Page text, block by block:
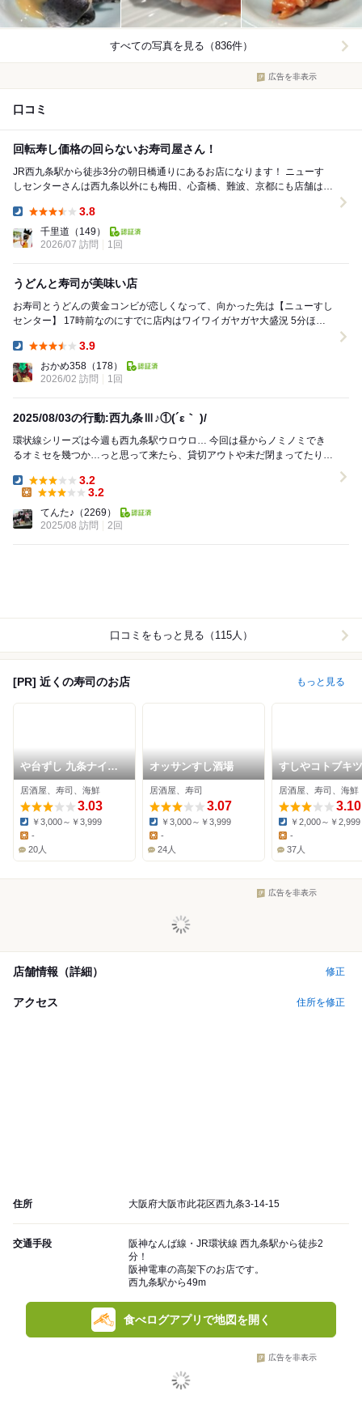
すべての写真を見る（836件）
広告を非表示
口コミ
回転寿し価格の回らないお寿司屋さん！
JR西九条駅から徒歩3分の朝日橋通りにあるお店になります！ ニューす
しセンターさんは西九条以外にも梅田、心斎橋、難波、京都にも店舗は御
3.8
千里道 （149）
2026/07 訪問
1回
うどんと寿司が美味い店
お寿司とうどんの黄金コンビが恋しくなって、向かった先は【ニューすし
センター】 17時前なのにすでに店内はワイワイガヤガヤ大盛況 5分ほど
3.9
おかめ358 （178）
2026/02 訪問
1回
2025/08/03の行動:西九条Ⅲ♪①(´ε｀ )/
環状線シリーズは今週も西九条駅ウロウロ… 今回は昼からノミノミでき
るオミセを幾つか…っと思って来たら、貸切アウトや未だ閉まってたり
Dinner:
3.2
3.2
てんた♪ （2269）
2025/08 訪問
2回
口コミをもっと見る（115人）
[PR] 近くの寿司のお店 もっと見る
や台ずし 九条ナイン
モール町
居酒屋、寿司、海鮮
3.03
Dinner:
￥3,000～￥3,999
Lunch:
-
20人
オッサンすし酒場
居酒屋、寿司
3.07
Dinner:
￥3,000～￥3,999
Lunch:
-
24人
すしやコトブキ
西九条店
居酒屋、寿司、海鮮
3.10
Dinner:
￥2,000～￥2,999
Lunch:
-
37人
広告を非表示
店舗情報（詳細） 修正
アクセス 住所を修正
住所 大阪府大阪市此花区西九条3-14-15
交通手段
阪神なんば線・JR環状線 西九条駅から徒歩2
分！
阪神電車の高架下のお店です。
西九条駅から49m
食べログアプリで地図を開く
広告を非表示